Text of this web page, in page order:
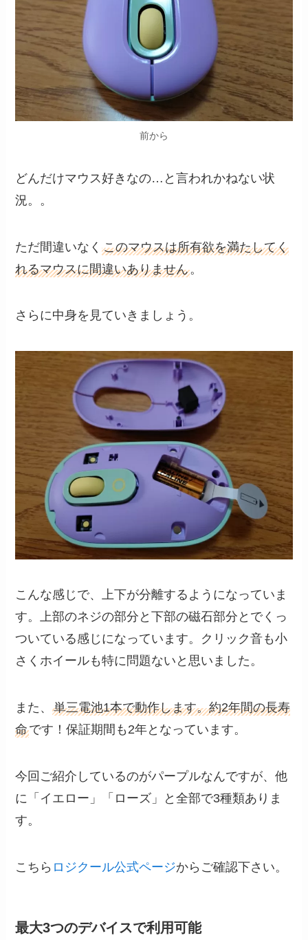
前から
どんだけマウス好きなの…と言われかねない状
況。。
ただ間違いなくこのマウスは所有欲を満たしてく
れるマウスに間違いありません。
さらに中身を見ていきましょう。
こんな感じで、上下が分離するようになっていま
す。上部のネジの部分と下部の磁石部分とでくっ
ついている感じになっています。クリック音も小
さくホイールも特に問題ないと思いました。
また、単三電池1本で動作します。約2年間の長寿
命です！保証期間も2年となっています。
今回ご紹介しているのがパープルなんですが、他
に「イエロー」「ローズ」と全部で3種類ありま
す。
こちら ロジクール公式ページからご確認下さい。
最大3つのデバイスで利用可能